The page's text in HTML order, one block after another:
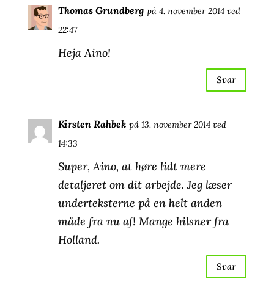
Thomas Grundberg på 4. november 2014 ved
22:47
Heja Aino!
Svar
Kirsten Rahbek på 13. november 2014 ved
14:33
Super, Aino, at høre lidt mere
detaljeret om dit arbejde. Jeg læser
underteksterne på en helt anden
måde fra nu af! Mange hilsner fra
Holland.
Svar